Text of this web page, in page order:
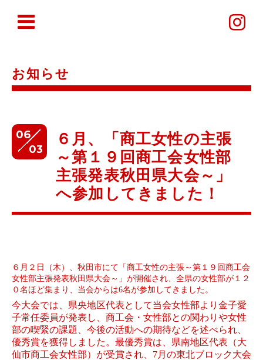
お知らせ
06
03
６月、「商工女性の主張
～第１９回商工会女性部
主張発表秋田県大会～」
へ参加してきました！
６ 月２日（木）、 秋田市にて「商工女性の主張～第１９回商工会
女性部主張発表秋田県大会～」が開催され、全県の女性部が１２
０名ほど集まり、当会からは6名が参加してきました。
今大会では、県央地区代表として当会女性部より金子愛
子常任委員が発表し、商工会・女性部との関わりや女性
部の喫緊の課題、今後の活動への期待などを述べられ、
優秀賞を獲得しました。 最優秀賞は、県南地区代表（大
仙市商工会女性部）が受賞され、 7月の東北ブロック大会